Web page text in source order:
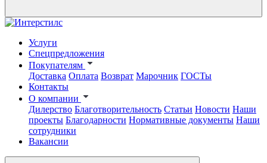
Услуги
Спецпредложения
Покупателям
Доставка Оплата Возврат Марочник ГОСТы
Контакты
О компании
Дилерство Благотворительность Статьи Новости Наши
проекты Благодарности Нормативные документы Наши
сотрудники
Вакансии